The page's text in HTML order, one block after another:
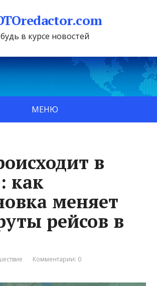
будь в курсе новостей
МЕНЮ
в
как
меняет
рейсов в
Комментарии: 0